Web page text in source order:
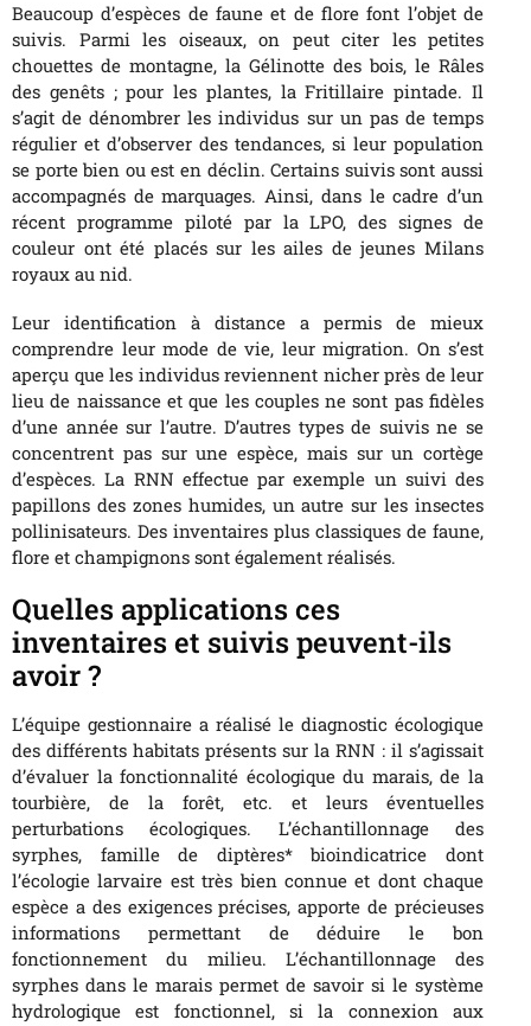
Beaucoup d’espèces de faune et de flore font l’objet de
suivis. Parmi les oiseaux, on peut citer les petites
chouettes de montagne, la Gélinotte des bois, le Râles
des genêts ; pour les plantes, la Fritillaire pintade. Il
s’agit de dénombrer les individus sur un pas de temps
régulier et d’observer des tendances, si leur population
se porte bien ou est en déclin. Certains suivis sont aussi
accompagnés de marquages. Ainsi, dans le cadre d’un
récent programme piloté par la LPO, des signes de
couleur ont été placés sur les ailes de jeunes Milans
royaux au nid.
Leur identification à distance a permis de mieux
comprendre leur mode de vie, leur migration. On s’est
aperçu que les individus reviennent nicher près de leur
lieu de naissance et que les couples ne sont pas fidèles
d’une année sur l’autre. D’autres types de suivis ne se
concentrent pas sur une espèce, mais sur un cortège
d’espèces. La RNN effectue par exemple un suivi des
papillons des zones humides, un autre sur les insectes
pollinisateurs. Des inventaires plus classiques de faune,
flore et champignons sont également réalisés.
Quelles applications ces
inventaires et suivis peuvent-ils
avoir ?
L’équipe gestionnaire a réalisé le diagnostic écologique
des différents habitats présents sur la RNN : il s’agissait
d’évaluer la fonctionnalité écologique du marais, de la
tourbière, de la forêt, etc. et leurs éventuelles
perturbations écologiques. L’échantillonnage des
syrphes, famille de diptères* bioindicatrice dont
l’écologie larvaire est très bien connue et dont chaque
espèce a des exigences précises, apporte de précieuses
informations permettant de déduire le bon
fonctionnement du milieu. L’échantillonnage des
syrphes dans le marais permet de savoir si le système
hydrologique est fonctionnel, si la connexion aux